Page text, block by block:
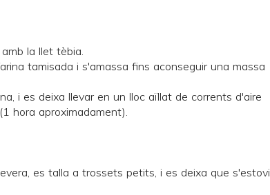
la llet tèbia.
tamisada i s'amassa fins aconseguir una massa
i es deixa llevar en un lloc aïllat de corrents d'aire
hora aproximadament).
es talla a trossets petits, i es deixa que s'estovi